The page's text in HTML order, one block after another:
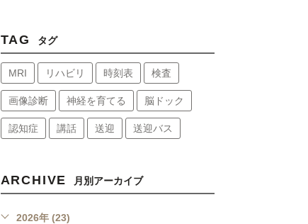
TAG タグ
MRI リハビリ 時刻表 検査
画像診断 神経を育てる 脳ドック
認知症 講話 送迎 送迎バス
ARCHIVE 月別アーカイブ
2026年 (23)